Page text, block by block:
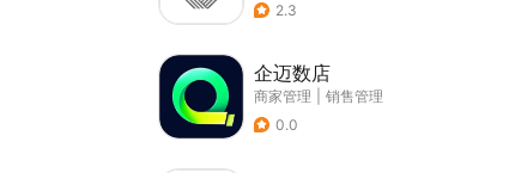
2.3
企迈数店
商家管理
销售管理
0.0